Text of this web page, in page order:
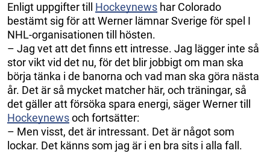
Enligt uppgifter till Hockeynews har Colorado
bestämt sig för att Werner lämnar Sverige för spel I
NHL-organisationen till hösten.
– Jag vet att det finns ett intresse. Jag lägger inte så
stor vikt vid det nu, för det blir jobbigt om man ska
börja tänka i de banorna och vad man ska göra nästa
år. Det är så mycket matcher här, och träningar, så
det gäller att försöka spara energi, säger Werner till
Hockeynewsoch fortsätter:
– Men visst, det är intressant. Det är något som
lockar. Det känns som jag är i en bra sits i alla fall.